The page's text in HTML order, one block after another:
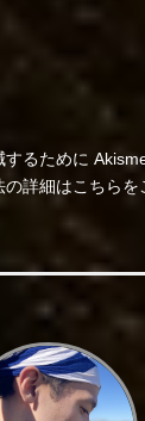
るために
詳細はこちらを